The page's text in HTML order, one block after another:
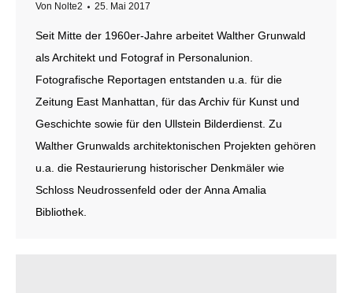
Von Nolte2 25. Mai 2017
Seit Mitte der 1960er-Jahre arbeitet Walther Grunwald
als Architekt und Fotograf in Personalunion.
Fotografische Reportagen entstanden u.a. für die
Zeitung East Manhattan, für das Archiv für Kunst und
Geschichte sowie für den Ullstein Bilderdienst. Zu
Walther Grunwalds architektonischen Projekten gehören
u.a. die Restaurierung historischer Denkmäler wie
Schloss Neudrossenfeld oder der Anna Amalia
Bibliothek.